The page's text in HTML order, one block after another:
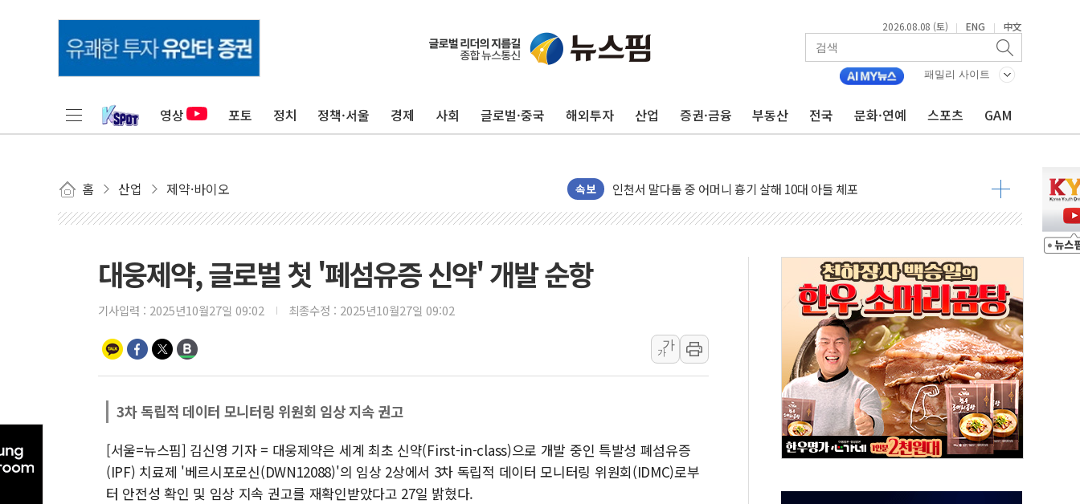
2026.08.08 (토) | ENG | 中文
패밀리 사이트
영상 포토 정치 정책·서울 경제 사회 글로벌·중국 해외투자 산업 증권·금융 부동산 전국 문화·연예 스포츠 GAM
홈 산업 제약·바이오 속보
추미애, '위안부' 피해자 기림의 날 참석..."국제적 시민 연대로 목소리 내야"
인천서 말다툼 중 어머니 흉기 살해 10대 아들 체포
李대통령, ISA 개편 재검토 지시…與 "적극 환영"·野 "졸속 국정"
연일 폭염에 온열질환 사망 23명…정부, 비상대응기구 가동
中 전방위 아파트 부양, 수도 베이징도 부동산 규제 철폐
인제 용대리 계곡서 수위 상승으로 피서객 7명 고립…전원 구조
동해시, 11~14일 '별똥별 멍' 운영…페르세우스 유성우 관측
강원 중·남부 동해안 시간당 50mm 이상 폭우…호우경보 발효
청양 밭에서 일하던 90대 숨져…온열질환 여부 조사
폭염에 車 운전면허 기능시험 오전 집중 편성…체감온도 38도 넘으면 중단
李대통령, 'ISA·주가누르기 방지법' 전면 재검토 지시
'호우 특보' 경북 울진 시간당 20~30mm 강한 비...가뭄 해소될 듯
주말 무더위·열대야 지속…내륙 곳곳 소나기
대웅제약, 글로벌 첫 '폐섬유증 신약' 개발 순항
기사입력 : 2025년10월27일 09:02 최종수정 : 2025년10월27일 09:02
가
가
3차 독립적 데이터 모니터링 위원회 임상 지속 권고
[서울=뉴스핌] 김신영 기자 = 대웅제약은 세계 최초 신약(First-in-class)으로 개발 중인 특발성 폐섬유증
(IPF) 치료제 '베르시포로신(DWN12088)'의 임상 2상에서 3차 독립적 데이터 모니터링 위원회(IDMC)로부
터 안전성 확인 및 임상 지속 권고를 재확인받았다고 27일 밝혔다.